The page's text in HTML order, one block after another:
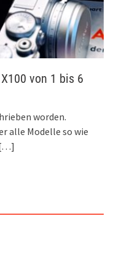
von 1 bis 6
worden.
alle Modelle so wie